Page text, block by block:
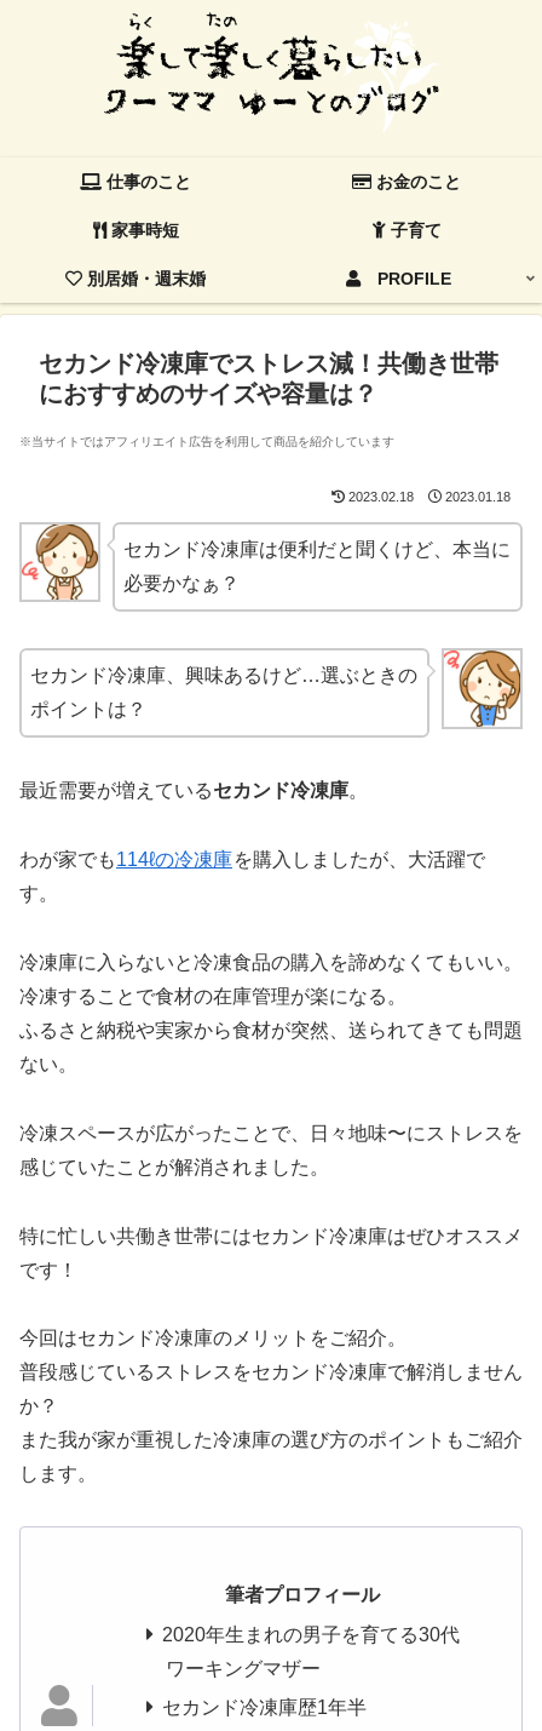
仕事のこと お金のこと
家事時短 子育て
別居婚・週末婚 PROFILE
セカンド冷凍庫でストレス減！共働き世帯
におすすめのサイズや容量は？
※当サイトではアフィリエイト広告を利用して商品を紹介しています
2023.02.18 2023.01.18
セカンド冷凍庫は便利だと聞くけど、本当に
必要かなぁ？
セカンド冷凍庫、興味あるけど…選ぶときの
ポイントは？
最近需要が増えているセカンド冷凍庫。
わが家でも114ℓの冷凍庫を購入しましたが、大活躍で
す。
冷凍庫に入らないと冷凍食品の購入を諦めなくてもいい。
冷凍することで食材の在庫管理が楽になる。
ふるさと納税や実家から食材が突然、送られてきても問題
ない。
冷凍スペースが広がったことで、日々地味〜にストレスを
感じていたことが解消されました。
特に忙しい共働き世帯にはセカンド冷凍庫はぜひオススメ
です！
今回はセカンド冷凍庫のメリットをご紹介。
普段感じているストレスをセカンド冷凍庫で解消しません
か？
また我が家が重視した冷凍庫の選び方のポイントもご紹介
します。
筆者プロフィール
2020年生まれの男子を育てる30代
ワーキングマザー
セカンド冷凍庫歴1年半